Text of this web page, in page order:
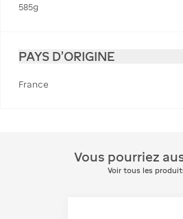
585g
PAYS D'ORIGINE
France
Vous pourriez
Voir tous les